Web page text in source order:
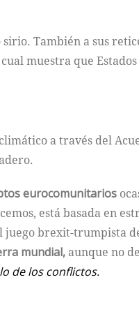
También a sus
muestra que
a través del
eurocomunitarios
está basada en
juego brexit-trumpista
mundial, aunque no
de los conflictos.